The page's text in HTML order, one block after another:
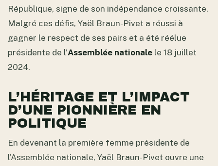
République, signe de son indépendance croissante.
Malgré ces défis, Yaël Braun-Pivet a réussi à
gagner le respect de ses pairs et a été réélue
présidente de l’Assemblée nationale le 18 juillet
2024.
L’HÉRITAGE ET L’IMPACT
D’UNE PIONNIÈRE EN
POLITIQUE
En devenant la première femme présidente de
l’Assemblée nationale, Yaël Braun-Pivet ouvre une